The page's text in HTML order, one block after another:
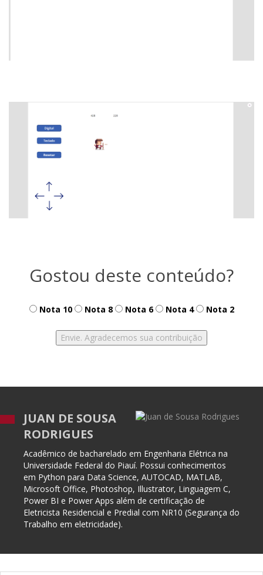
Gostou deste conteúdo?
Nota 10 Nota 8 Nota 6 Nota 4 Nota 2
JUAN DE SOUSA
RODRIGUES
Acadêmico de bacharelado em Engenharia Elétrica na
Universidade Federal do Piauí. Possui conhecimentos
em Python para Data Science, AUTOCAD, MATLAB,
Microsoft Office, Photoshop, Illustrator, Linguagem C,
Power BI e Power Apps além de certificação de
Eletricista Residencial e Predial com NR10 (Segurança do
Trabalho em eletricidade).